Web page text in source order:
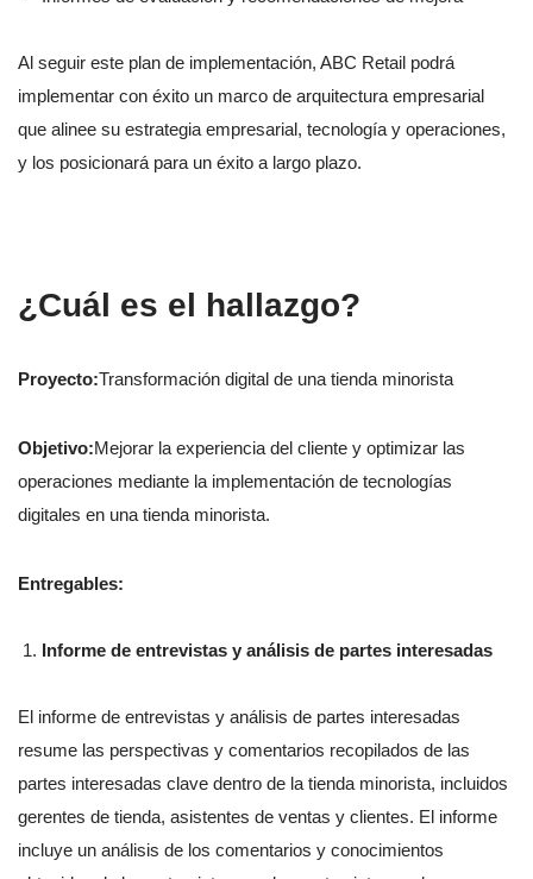
Al seguir este plan de implementación, ABC Retail podrá
implementar con éxito un marco de arquitectura empresarial
que alinee su estrategia empresarial, tecnología y operaciones,
y los posicionará para un éxito a largo plazo.
¿Cuál es el hallazgo?
Proyecto:Transformación digital de una tienda minorista
Objetivo:Mejorar la experiencia del cliente y optimizar las
operaciones mediante la implementación de tecnologías
digitales en una tienda minorista.
Entregables:
Informe de entrevistas y análisis de partes interesadas
El informe de entrevistas y análisis de partes interesadas
resume las perspectivas y comentarios recopilados de las
partes interesadas clave dentro de la tienda minorista, incluidos
gerentes de tienda, asistentes de ventas y clientes. El informe
incluye un análisis de los comentarios y conocimientos